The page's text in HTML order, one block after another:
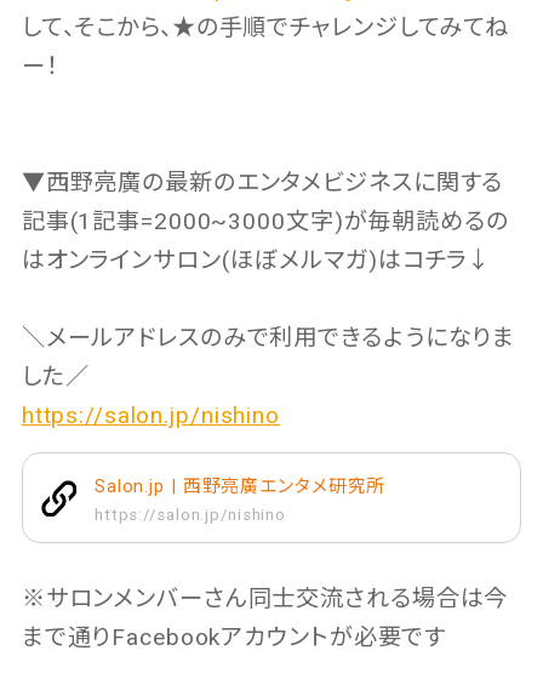
して、そこから、★の手順でチャレンジしてみてね
ー！
▼西野亮廣の最新のエンタメビジネスに関する
記事(1記事=2000~3000文字)が毎朝読めるの
はオンラインサロン(ほぼメルマガ)はコチラ↓
＼メールアドレスのみで利用できるようになりま
した／
https://salon.jp/nishino
Salon.jp | 西野亮廣エンタメ研究所
https://salon.jp/nishino
※サロンメンバーさん同士交流される場合は今
まで通りFacebookアカウントが必要です